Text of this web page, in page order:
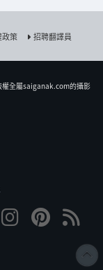
政策 招聘翻譯員
全屬saiganak.com的攝影